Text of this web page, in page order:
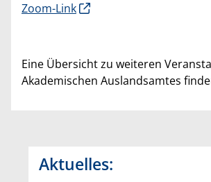
Zoom-Link
Eine Übersicht zu weiteren
Akademischen Auslandsamtes
Aktuelles: